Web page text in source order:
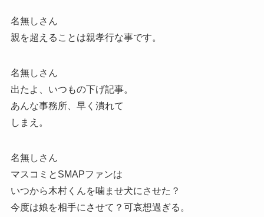
名無しさん
親を超えることは親孝行な事です。
名無しさん
出たよ、いつもの下げ記事。
あんな事務所、早く潰れて
しまえ。
名無しさん
マスコミとSMAPファンは
いつから木村くんを噛ませ犬にさせた？
今度は娘を相手にさせて？可哀想過ぎる。